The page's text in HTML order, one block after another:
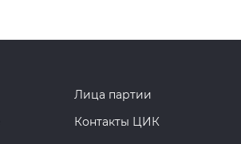
Лица партии
Контакты ЦИК